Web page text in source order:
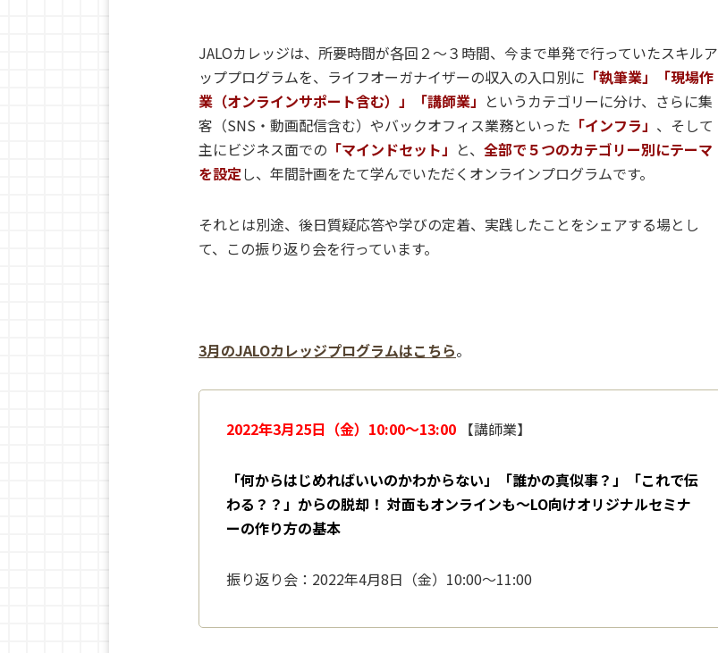
JALOカレッジは、所要時間が各回２〜３時間、今まで単発で行っていたスキルア
ッププログラムを、ライフオーガナイザーの収入の入口別に 「執筆業」「現場作
業（オンラインサポート含む）」「講師業」 というカテゴリーに分け、さらに集
客（SNS・動画配信含む）やバックオフィス業務といった 「インフラ」 、そして
主にビジネス面での 「マインドセット」 と、 全部で５つのカテゴリー別にテーマ
を設定し、年間計画をたて学んでいただくオンラインプログラムです。
それとは別途、後日質疑応答や学びの定着、実践したことをシェアする場とし
て、この振り返り会を行っています。
3月のJALOカレッジプログラムはこちら。
2022年3月25日（金）10:00〜13:00 【講師業】
「何からはじめればいいのかわからない」「誰かの真似事？」「これで伝
わる？？」からの脱却！ 対面もオンラインも〜LO向けオリジナルセミナ
ーの作り方の基本
振り返り会：2022年4月8日（金）10:00〜11:00